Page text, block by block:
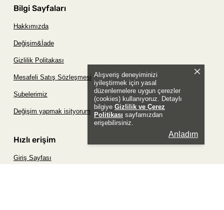
Alışveriş deneyiminizi
iyileştirmek için yasal
düzenlemelere uygun çerezler
(cookies) kullanıyoruz. Detaylı
bilgiye Gizlilik ve Çerez
Politikası sayfamızdan
erişebilirsiniz.
Anladım
Bilgi Sayfaları
Hakkımızda
Değişim&İade
Gizlilik Politakası
Mesafeli Satış Sözleşmesi
Şubelerimiz
Değişim yapmak isityorum
Hızlı erişim
Giriş Sayfası